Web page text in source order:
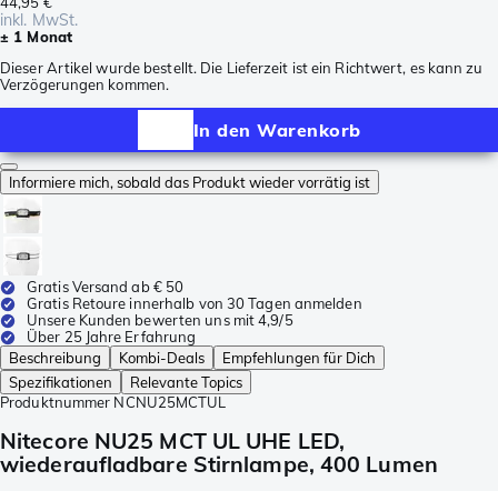
inkl. MwSt.
± 1 Monat
Dieser Artikel wurde bestellt. Die Lieferzeit ist ein Richtwert, es kann zu
Verzögerungen kommen.
In den Warenkorb
Informiere mich, sobald das Produkt wieder vorrätig ist
Gratis Versand ab € 50
Gratis Retoure innerhalb von 30 Tagen anmelden
Unsere Kunden bewerten uns mit 4,9/5
Über 25 Jahre Erfahrung
Beschreibung
Kombi-Deals
Empfehlungen für Dich
Spezifikationen
Relevante Topics
Produktnummer NCNU25MCTUL
Nitecore NU25 MCT UL UHE LED,
wiederaufladbare Stirnlampe, 400 Lumen